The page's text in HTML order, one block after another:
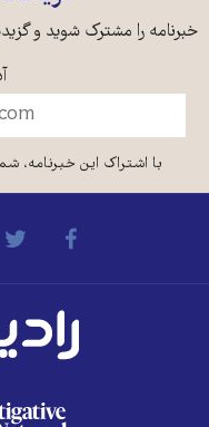
خبرنامه را مشترک شوید و
با اشتراک این خبرنامه،